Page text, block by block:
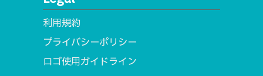
利用規約
プライバシーポリシー
ロゴ使用ガイドライン